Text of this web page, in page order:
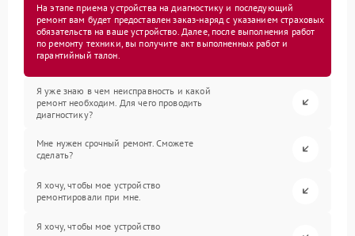
На этапе приема устройства на диагностику и последующий
ремонт вам будет предоставлен заказ-наряд с указанием страховых
обязательств на ваше устройство. Далее, после выполнения работ
по ремонту техники, вы получите акт выполненных работ и
гарантийный талон.
Я уже знаю в чем неисправность и какой
ремонт необходим. Для чего проводить
диагностику?
Мне нужен срочный ремонт. Сможете
сделать?
Я хочу, чтобы мое устройство
ремонтировали при мне.
Я хочу, чтобы мое устройство